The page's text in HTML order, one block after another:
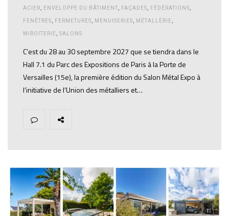
ACIER ENVELOPPE DU BÂTIMENT FAÇADES FÉDÉRATIONS
FENÊTRES FERMETURES MENUISERIES MÉTALLERIE
MIROITERIE SALONS
C’est du 28 au 30 septembre 2027 que se tiendra dans le
Hall 7.1 du Parc des Expositions de Paris à la Porte de
Versailles (15e), la première édition du Salon Métal Expo à
l’initiative de l’Union des métalliers et…